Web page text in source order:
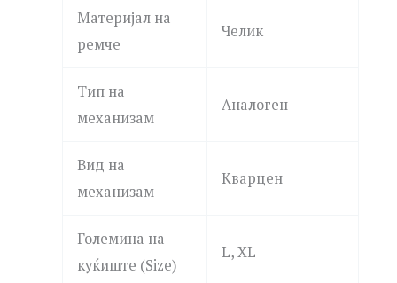
Материјал на
ремче
Челик
Тип на
механизам
Аналоген
Вид на
механизам
Кварцен
Големина на
куќиште (Size)
L, XL